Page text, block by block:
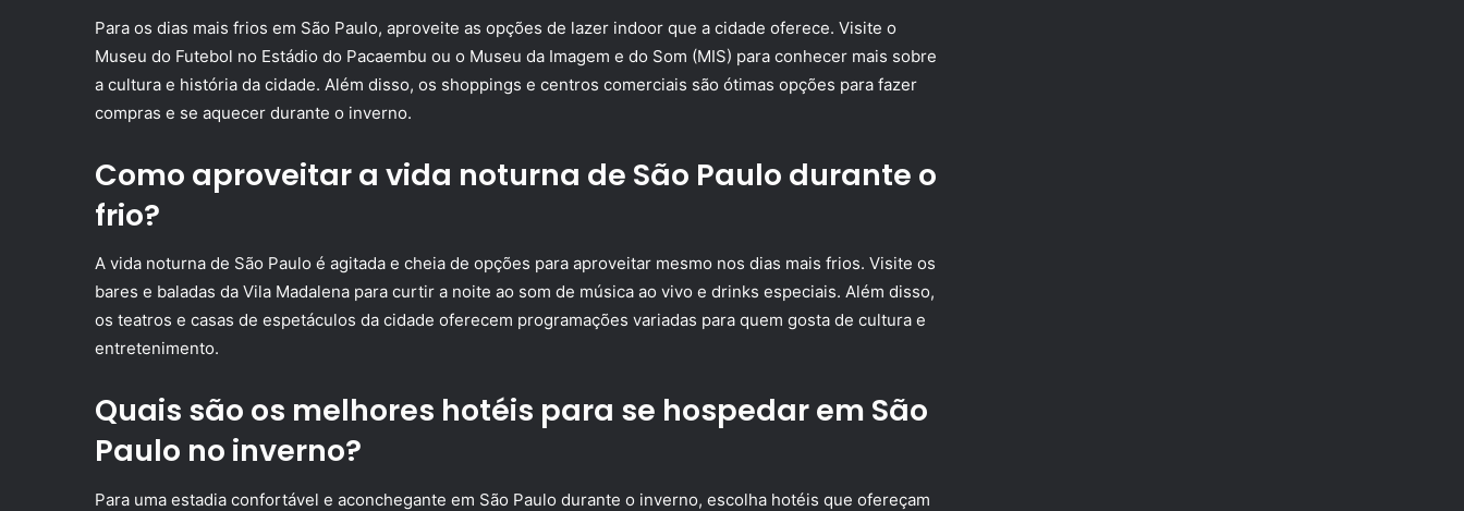
Para os dias mais frios em São Paulo, aproveite as opções de lazer indoor que a cidade oferece. Visite o
Museu do Futebol no Estádio do Pacaembu ou o Museu da Imagem e do Som (MIS) para conhecer mais sobre
a cultura e história da cidade. Além disso, os shoppings e centros comerciais são ótimas opções para fazer
compras e se aquecer durante o inverno.
Como aproveitar a vida noturna de São Paulo durante o
frio?
A vida noturna de São Paulo é agitada e cheia de opções para aproveitar mesmo nos dias mais frios. Visite os
bares e baladas da Vila Madalena para curtir a noite ao som de música ao vivo e drinks especiais. Além disso,
os teatros e casas de espetáculos da cidade oferecem programações variadas para quem gosta de cultura e
entretenimento.
Quais são os melhores hotéis para se hospedar em São
Paulo no inverno?
Para uma estadia confortável e aconchegante em São Paulo durante o inverno, escolha hotéis que ofereçam